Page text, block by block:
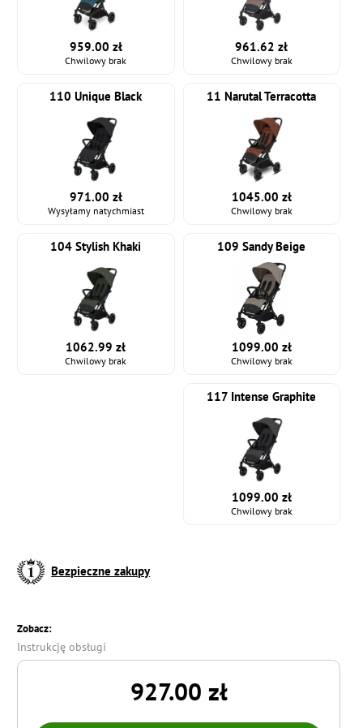
959.00 zł
Chwilowy brak
961.62 zł
Chwilowy brak
110 Unique Black
971.00 zł
Wysyłamy natychmiast
11 Narutal Terracotta
1045.00 zł
Chwilowy brak
104 Stylish Khaki
1062.99 zł
Chwilowy brak
109 Sandy Beige
1099.00 zł
Chwilowy brak
117 Intense Graphite
1099.00 zł
Chwilowy brak
Bezpieczne zakupy
Zobacz:
Instrukcję obsługi
927.00 zł